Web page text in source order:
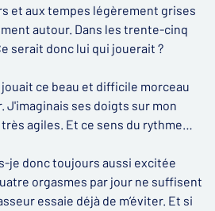
et aux tempes légèrement grises
autour. Dans les trente-cinq
serait donc lui qui jouerait ?
ce beau et difficile morceau
ses doigts sur mon
agiles. Et ce sens du rythme…
je donc toujours aussi excitée
orgasmes par jour ne suffisent
essaie déjà de m’éviter. Et si